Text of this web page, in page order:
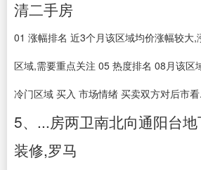
清二手房
01 涨幅排名 近3个月该区域均价涨幅较大
区域,需要重点关注 05 热度排名 08月该区
冷门区域 买入 市场情绪 买卖双方对后市
5、...房两卫南北向通阳台
装修,罗马